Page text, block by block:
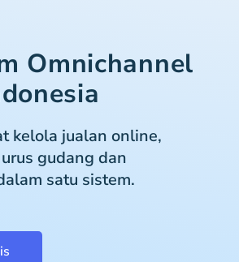
Omnichannel
kelola jualan online,
gudang dan
satu sistem.